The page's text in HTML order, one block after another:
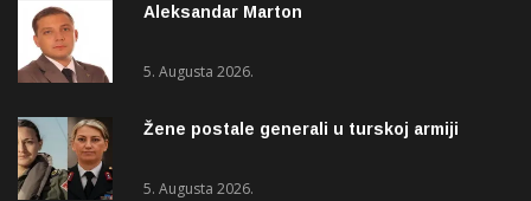
Aleksandar Marton
5. Augusta 2026.
Žene postale generali u turskoj armiji
5. Augusta 2026.